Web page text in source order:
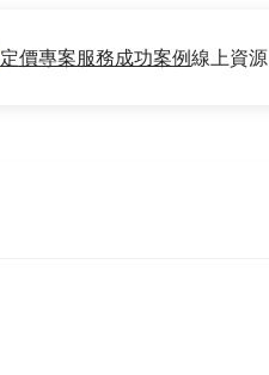
定價專案服務成功案例線上資源